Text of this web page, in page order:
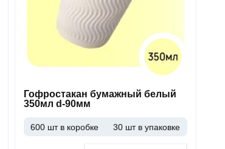
Гофростакан бумажный белый
350мл d-90мм
600 шт в коробке 30 шт в упаковке